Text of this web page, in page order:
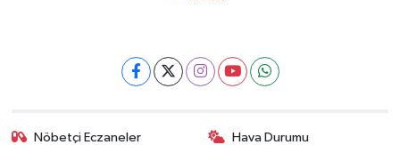
Nöbetçi Eczaneler Hava Durumu